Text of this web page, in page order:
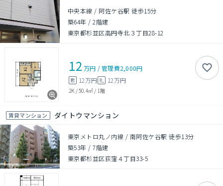
中央本線 / 阿佐ケ谷駅 徒歩15分
築64年 /2階建
東京都杉並区高円寺北３丁目28-12
12 万円 /管理費2,000円
敷 12万円 礼 12万円
2K /50.4㎡ / 1階
賃貸マンション ダイトウマンション
東京メトロ丸ノ内線 / 南阿佐ケ谷駅 徒歩13分
築53年 /7階建
東京都杉並区荻窪４丁目33-5